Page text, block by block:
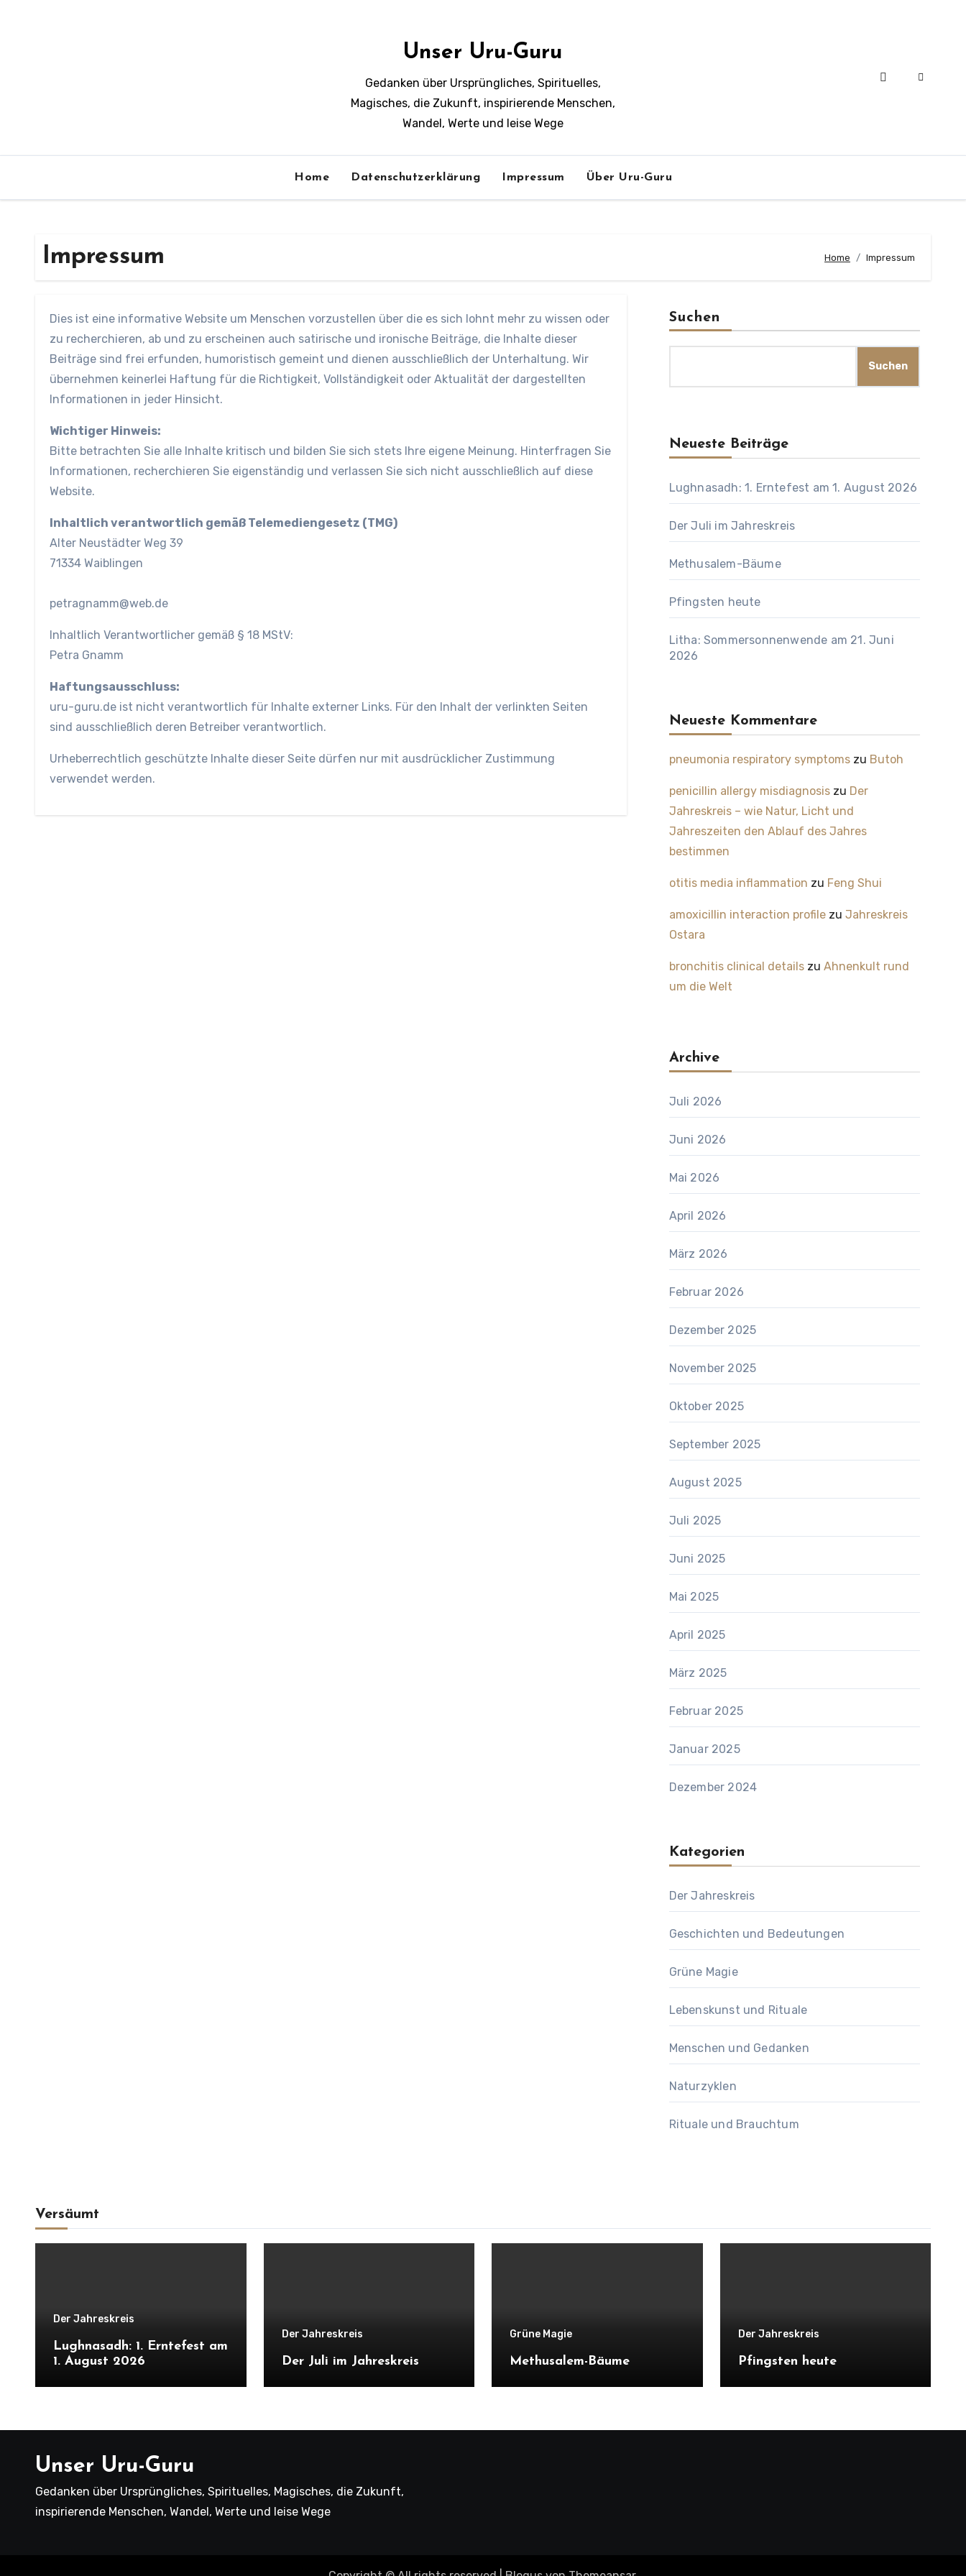
Unser Uru-Guru
Gedanken über Ursprüngliches, Spirituelles,
Magisches, die Zukunft, inspirierende Menschen,
Wandel, Werte und leise Wege
Home Datenschutzerklärung Impressum Über Uru-Guru
Impressum Home Impressum
Dies ist eine informative Website um Menschen vorzustellen über die es sich lohnt mehr zu wissen oder
zu recherchieren, ab und zu erscheinen auch satirische und ironische Beiträge, die Inhalte dieser
Beiträge sind frei erfunden, humoristisch gemeint und dienen ausschließlich der Unterhaltung. Wir
übernehmen keinerlei Haftung für die Richtigkeit, Vollständigkeit oder Aktualität der dargestellten
Informationen in jeder Hinsicht.
Wichtiger Hinweis:
Bitte betrachten Sie alle Inhalte kritisch und bilden Sie sich stets Ihre eigene Meinung. Hinterfragen Sie
Informationen, recherchieren Sie eigenständig und verlassen Sie sich nicht ausschließlich auf diese
Website.
Inhaltlich verantwortlich gemäß Telemediengesetz (TMG)
Alter Neustädter Weg 39
71334 Waiblingen
petragnamm@web.de
Inhaltlich Verantwortlicher gemäß § 18 MStV:
Petra Gnamm
Haftungsausschluss:
uru-guru.de ist nicht verantwortlich für Inhalte externer Links. Für den Inhalt der verlinkten Seiten
sind ausschließlich deren Betreiber verantwortlich.
Urheberrechtlich geschützte Inhalte dieser Seite dürfen nur mit ausdrücklicher Zustimmung
verwendet werden.
Suchen
Suchen
Neueste Beiträge
Lughnasadh: 1. Erntefest am 1. August 2026
Der Juli im Jahreskreis
Methusalem-Bäume
Pfingsten heute
Litha: Sommersonnenwende am 21. Juni
2026
Neueste Kommentare
pneumonia respiratory symptomszu Butoh
penicillin allergy misdiagnosiszu Der
Jahreskreis – wie Natur, Licht und
Jahreszeiten den Ablauf des Jahres
bestimmen
otitis media inflammation zu Feng Shui
amoxicillin interaction profilezu Jahreskreis
Ostara
bronchitis clinical detailszu Ahnenkult rund
um die Welt
Archive
Juli 2026
Juni 2026
Mai 2026
April 2026
März 2026
Februar 2026
Dezember 2025
November 2025
Oktober 2025
September 2025
August 2025
Juli 2025
Juni 2025
Mai 2025
April 2025
März 2025
Februar 2025
Januar 2025
Dezember 2024
Kategorien
Der Jahreskreis
Geschichten und Bedeutungen
Grüne Magie
Lebenskunst und Rituale
Menschen und Gedanken
Naturzyklen
Rituale und Brauchtum
Versäumt
Der Jahreskreis
Lughnasadh: 1. Erntefest am
1. August 2026
Der Jahreskreis
Der Juli im Jahreskreis
Grüne Magie
Methusalem-Bäume
Der Jahreskreis
Pfingsten heute
Unser Uru-Guru
Gedanken über Ursprüngliches, Spirituelles, Magisches, die Zukunft,
inspirierende Menschen, Wandel, Werte und leise Wege